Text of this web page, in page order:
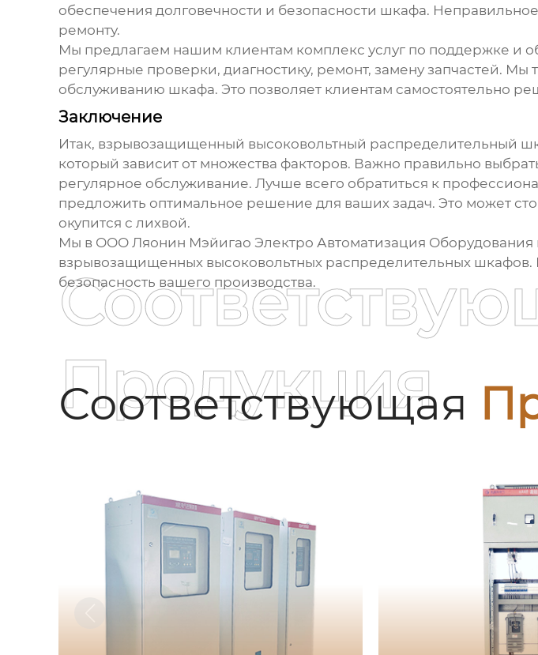
обеспечения долговечности и безопасности шкафа.
ремонту.
Мы предлагаем нашим клиентам комплекс услуг по поддержке и
регулярные проверки, диагностику, ремонт, замену запчастей.
обслуживанию шкафа. Это позволяет клиентам самостоятельно
Заключение
Итак, взрывозащищенный высоковольтный распределительный
который зависит от множества факторов. Важно правильно
регулярное обслуживание. Лучше всего обратиться к
предложить оптимальное решение для ваших задач. Это может
окупится с лихвой.
Мы в ООО Ляонин Мэйигао Электро Автоматизация Оборудования
взрывозащищенных высоковольтных распределительных шкафов.
безопасность вашего производства.
Соответствующая
Продукция